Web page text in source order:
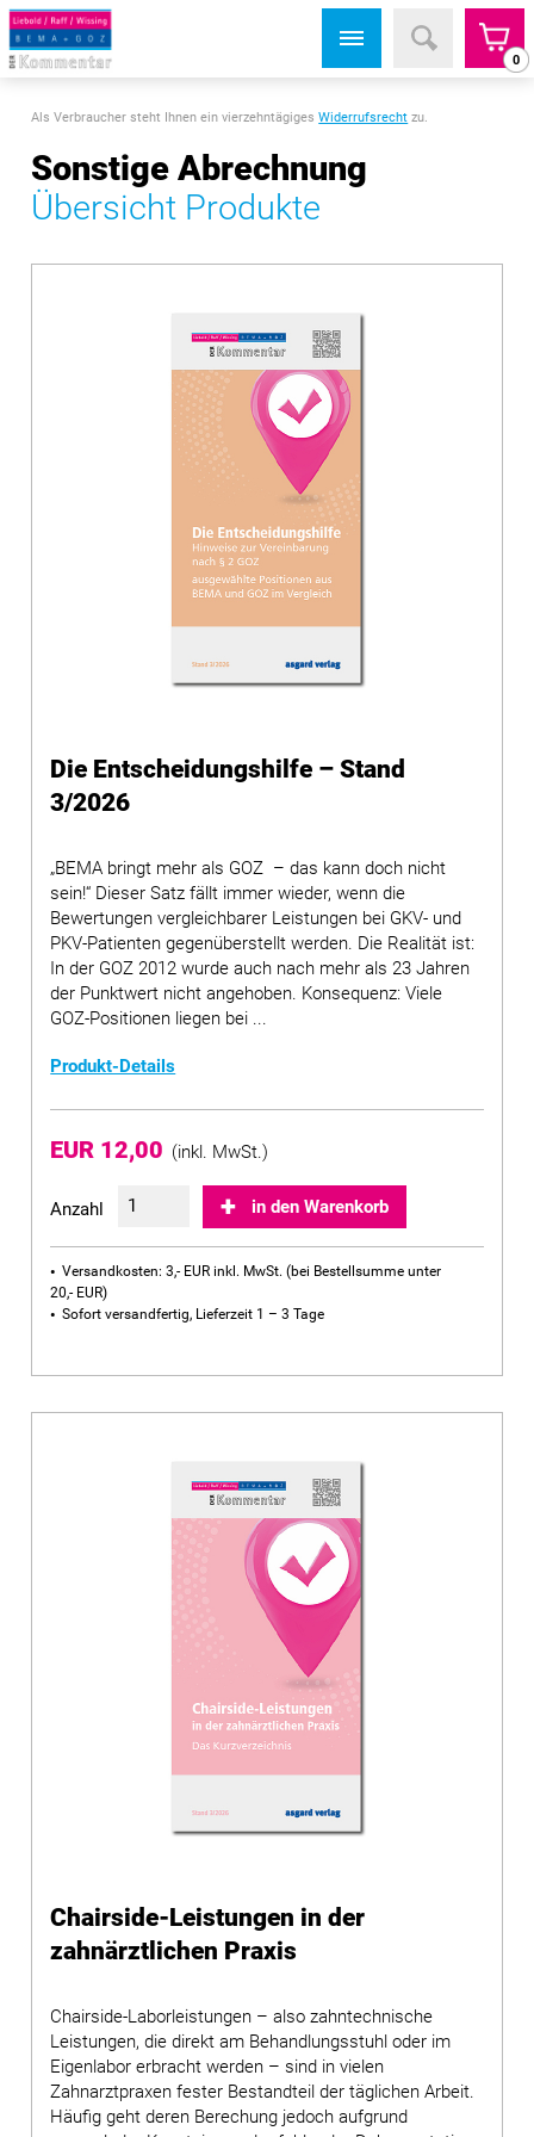
0
Als Verbraucher steht Ihnen ein vierzehntägigesWiderrufsrecht zu.
Sonstige Abrechnung
Übersicht Produkte
Die Entscheidungshilfe – Stand
3/2026
„BEMA bringt mehr als GOZ – das kann doch nicht
sein!“ Dieser Satz fällt immer wieder, wenn die
Bewertungen vergleichbarer Leistungen bei GKV- und
PKV-Patienten gegenüberstellt werden. Die Realität ist:
In der GOZ 2012 wurde auch nach mehr als 23 Jahren
der Punktwert nicht angehoben. Konsequenz: Viele
GOZ-Positionen liegen bei ...
Produkt-Details
EUR 12,00 (inkl. MwSt.)
Anzahl in den Warenkorb
Versandkosten: 3,- EUR inkl. MwSt. (bei Bestellsumme unter
20,- EUR)
Sofort versandfertig, Lieferzeit 1 – 3 Tage
Chairside-Leistungen in der
zahnärztlichen Praxis
Chairside-Laborleistungen – also zahntechnische
Leistungen, die direkt am Behandlungsstuhl oder im
Eigenlabor erbracht werden – sind in vielen
Zahnarztpraxen fester Bestandteil der täglichen Arbeit.
Häufig geht deren Berechung jedoch aufgrund